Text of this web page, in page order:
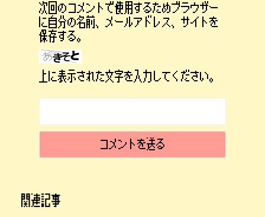
次回のコメントで使用するためブラウザー
に自分の名前、メールアドレス、サイトを
保存する。
上に表示された文字を入力してください。
関連記事